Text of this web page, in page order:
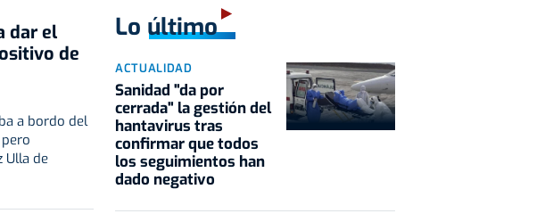
dar el
de
a bordo del
Ulla de
Lo último
ACTUALIDAD
Sanidad "da por
cerrada" la gestión del
hantavirus tras
confirmar que todos
los seguimientos han
dado negativo